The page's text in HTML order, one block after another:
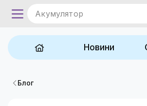
Акумулятор
Новини
Блог